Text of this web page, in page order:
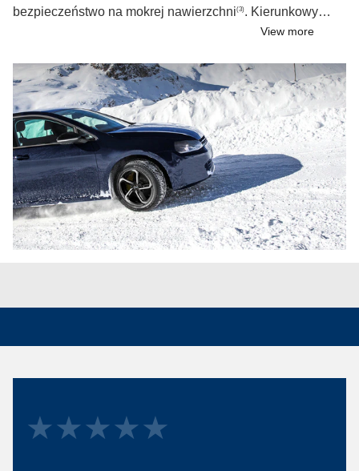
bezpieczeństwo na mokrej nawierzchni(3). Kierunkowy
na mokrych nawierzchniach. Ta opona daje każdemu
kierowcy pewność na mokrej nawierzchni.
View more
★★★★★